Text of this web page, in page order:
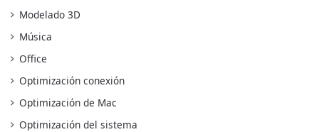
Modelado 3D
Música
Office
Optimización conexión
Optimización de Mac
Optimización del sistema